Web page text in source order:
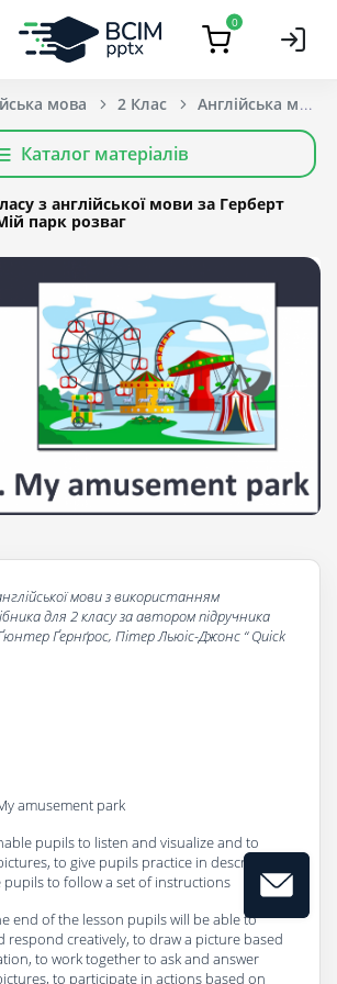
0
мова 2 Клас
Каталог матеріалів
з англійської мови за Герберт
парк розваг
нглійської мови з використанням
для 2 класу за автором підручника
Ґернґрос, Пітер Льюіс-Джонс “Quick
amusement park
pupils to listen and visualize and to
to give pupils practice in describing a
pupils to follow a set of instructions
end of the lesson pupils will be able to
respond creatively, to draw a picture based
to work together to ask and answer
to participate in actions based on